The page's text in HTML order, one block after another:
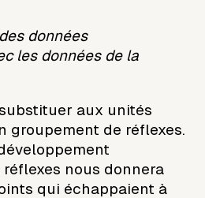
données
les données de la
aux unités
groupement de réflexes.
nous donnera
qui échappaient à